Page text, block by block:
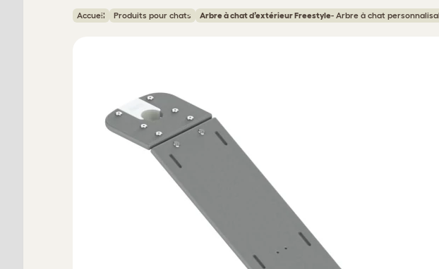
Accueil Produits pour chats Arbre à chat d’extérieur Freestyle- Arbre à chat